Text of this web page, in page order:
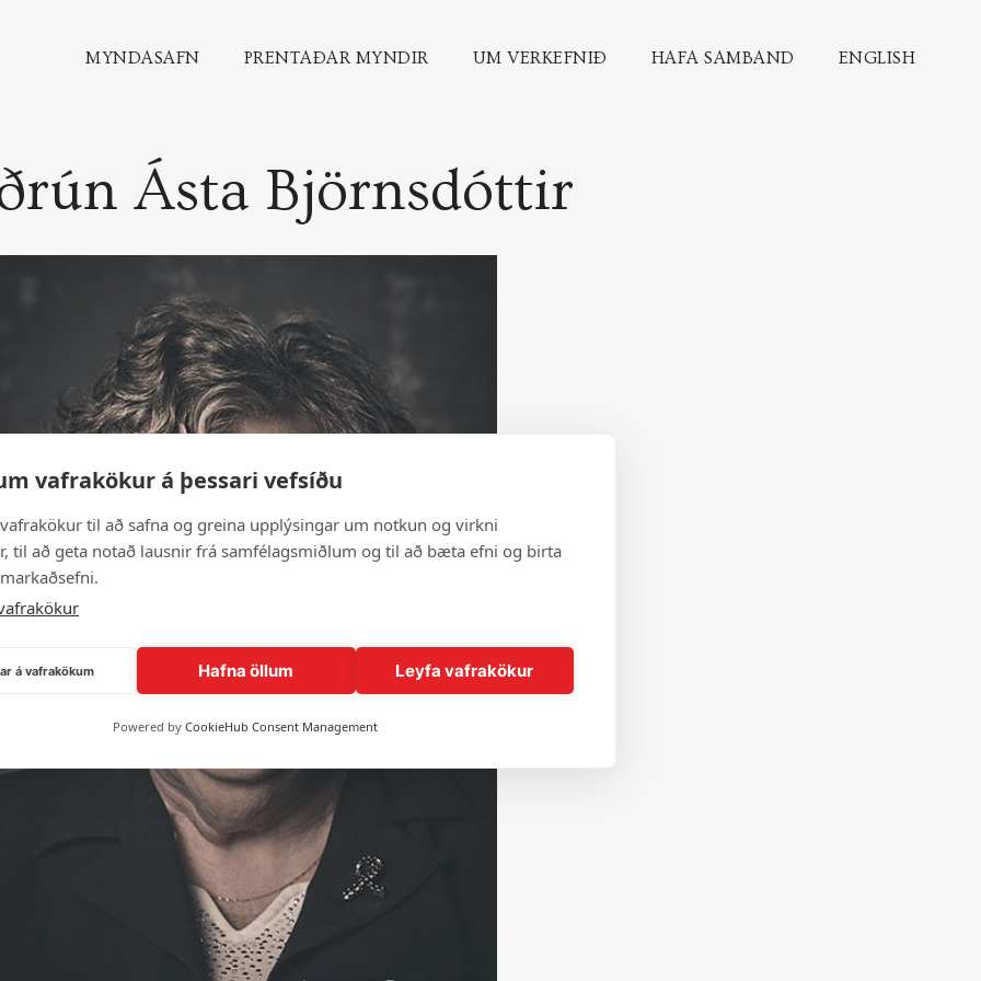
MYNDASAFN PRENTAÐAR MYNDIR UM VERKEFNIÐ HAFA SAMBAND ENGLISH
Ásta Björnsdóttir
vafrakökur á þessari vefsíðu
til að safna og greina upplýsingar um notkun og virkni
til að geta notað lausnir frá samfélagsmiðlum og til að bæta efni og birta
á vafrakökum Hafna öllum Leyfa vafrakökur
Powered by CookieHub Consent Management